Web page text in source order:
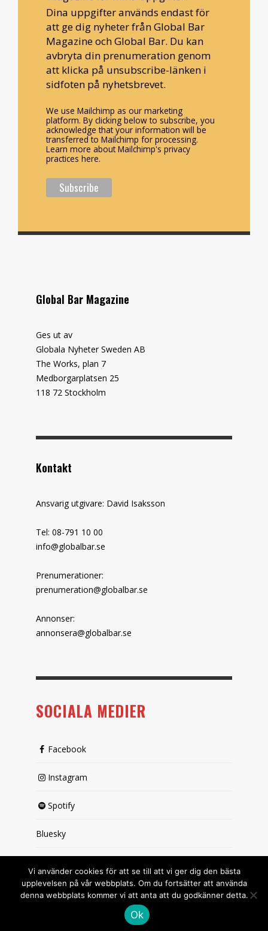
Dina uppgifter används endast för
att ge dig nyheter från Global Bar
Magazine och Global Bar. Du kan
avbryta din prenumeration genom
att klicka på unsubscribe-länken i
sidfoten på nyhetsbrevet.
We use Mailchimp as our marketing
platform. By clicking below to subscribe, you
acknowledge that your information will be
transferred to Mailchimp for processing.
Learn more about Mailchimp's privacy
practices here.
Global Bar Magazine
Ges ut av
Globala Nyheter Sweden AB
The Works, plan 7
Medborgarplatsen 25
118 72 Stockholm
Kontakt
Ansvarig utgivare: David Isaksson
Tel: 08-791 10 00
info@globalbar.se
Prenumerationer:
prenumeration@globalbar.se
Annonser:
annonsera@globalbar.se
SOCIALA MEDIER
Facebook
Instagram
Spotify
Bluesky
Vi använder cookies för att se till att vi ger dig den bästa
upplevelsen på vår webbplats. Om du fortsätter att använda
denna webbplats kommer vi att anta att du godkänner detta.
Ok